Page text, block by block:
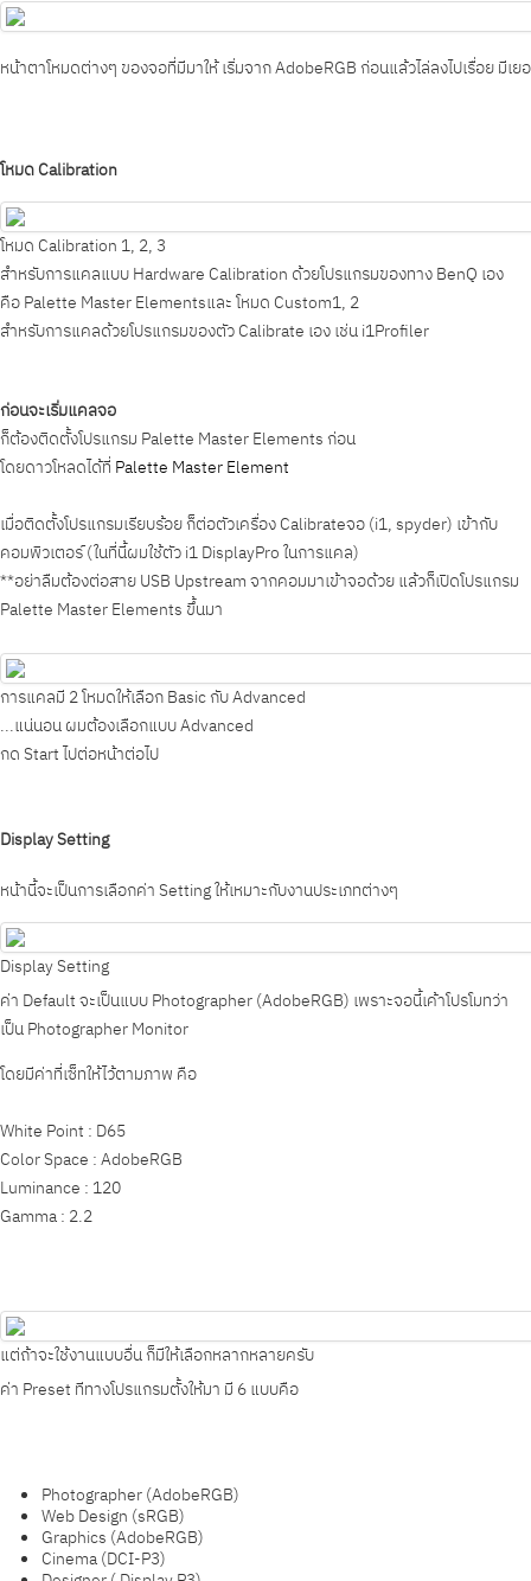
หน้าตาโหมดต่างๆ ของจอที่มีมาให้ เริ่มจาก AdobeRGB ก่อนแล้วไล่ลงไปเรื่อย มีเย
โหมด Calibration
โหมด Calibration 1, 2, 3
สำหรับการแคลแบบ Hardware Calibration ด้วยโปรแกรมของทาง BenQ เอง
คือ Palette Master Elementsและ โหมด Custom1, 2
สำหรับการแคลด้วยโปรแกรมของตัว Calibrate เอง เช่น i1Profiler
ก่อนจะเริ่มแคลจอ
ก็ต้องติดตั้งโปรแกรม Palette Master Elements ก่อน
โดยดาวโหลดได้ที่ Palette Master Element
เมื่อติดตั้งโปรแกรมเรียบร้อย ก็ต่อตัวเครื่อง Calibrateจอ (i1, spyder) เข้ากับ
คอมพิวเตอร์ (ในที่นี้ผมใช้ตัว i1 DisplayPro ในการแคล)
**อย่าลืมต้องต่อสาย USB Upstream จากคอมมาเข้าจอด้วย แล้วก็เปิดโปรแกรม
Palette Master Elements ขึ้นมา
การแคลมี 2 โหมดให้เลือก Basic กับ Advanced
...แน่นอน ผมต้องเลือกแบบ Advanced
กด Start ไปต่อหน้าต่อไป
Display Setting
หน้านี้จะเป็นการเลือกค่า Setting ให้เหมาะกับงานประเภทต่างๆ
Display Setting
ค่า Default จะเป็นแบบ Photographer (AdobeRGB) เพราะจอนี้เค้าโปรโมทว่า
เป็นPhotographer Monitor
โดยมีค่าที่เซ็ทให้ไว้ตามภาพ คือ
White Point : D65
Color Space : AdobeRGB
Luminance : 120
Gamma : 2.2
แต่ถ้าจะใช้งานแบบอื่น ก็มีให้เลือกหลากหลายครับ
ค่า Preset ทีทางโปรแกรมตั้งให้มา มี 6 แบบคือ
Photographer (AdobeRGB)
Web Design (sRGB)
Graphics (AdobeRGB)
Cinema (DCI-P3)